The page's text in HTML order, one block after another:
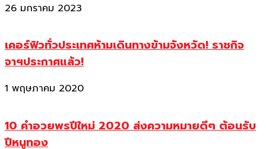
26 มกราคม 2023
เคอร์ฟิวทั่วประเทศห้ามเดินทางข้ามจังหวัด! ราชกิจ
จาฯประกาศแล้ว!
1 พฤษภาคม 2020
10 คำอวยพรปีใหม่ 2020 ส่งความหมายดีๆ ต้อนรับ
ปีหนูทอง